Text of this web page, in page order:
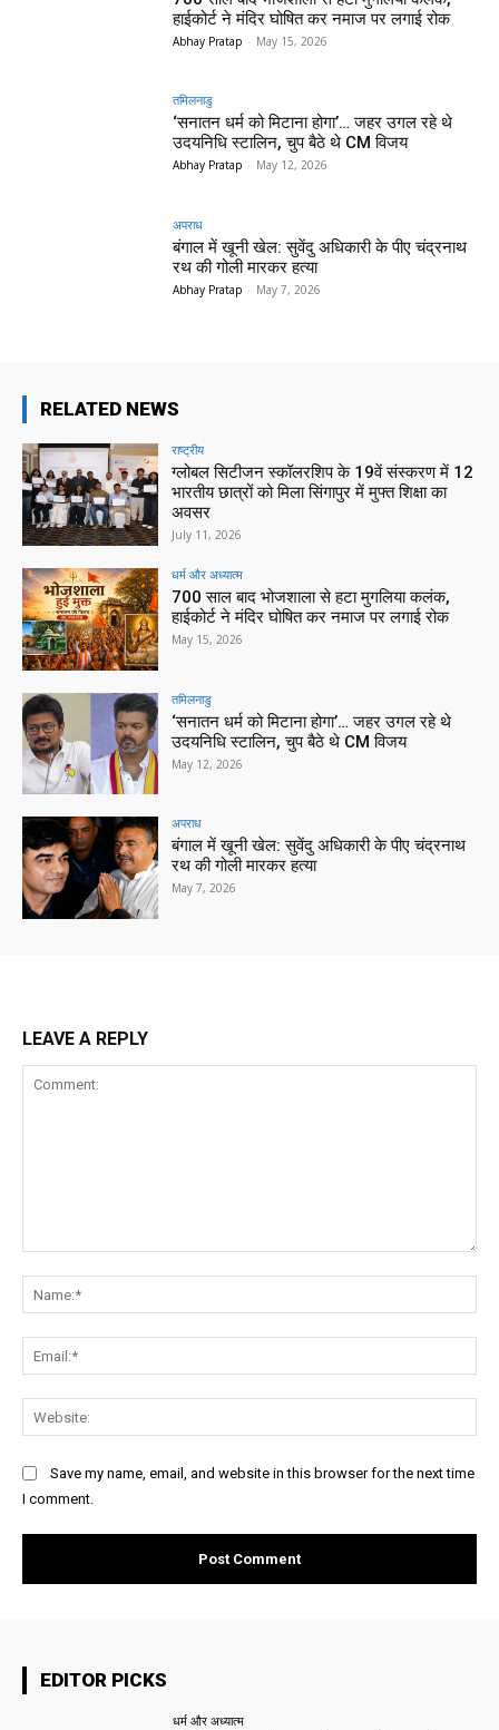
हाईकोर्ट ने मंदिर घोषित कर नमाज पर लगाई रोक
Abhay Pratap - May 15, 2026
तमिलनाडु
‘सनातन धर्म को मिटाना होगा’… जहर उगल रहे थे
उदयनिधि स्टालिन, चुप बैठे थे CM विजय
Abhay Pratap - May 12, 2026
अपराध
बंगाल में खूनी खेल: सुवेंदु अधिकारी के पीए चंद्रनाथ
रथ की गोली मारकर हत्या
Abhay Pratap - May 7, 2026
RELATED NEWS
राष्ट्रीय
ग्लोबल सिटीजन स्कॉलरशिप के 19वें संस्करण में 12
भारतीय छात्रों को मिला सिंगापुर में मुफ्त शिक्षा का
अवसर
July 11, 2026
धर्म और अध्यात्म
700 साल बाद भोजशाला से हटा मुगलिया कलंक,
हाईकोर्ट ने मंदिर घोषित कर नमाज पर लगाई रोक
May 15, 2026
तमिलनाडु
‘सनातन धर्म को मिटाना होगा’… जहर उगल रहे थे
उदयनिधि स्टालिन, चुप बैठे थे CM विजय
May 12, 2026
अपराध
बंगाल में खूनी खेल: सुवेंदु अधिकारी के पीए चंद्रनाथ
रथ की गोली मारकर हत्या
May 7, 2026
LEAVE A REPLY
Save my name, email, and website in this browser for the next time
I comment.
EDITOR PICKS
धर्म और अध्यात्म